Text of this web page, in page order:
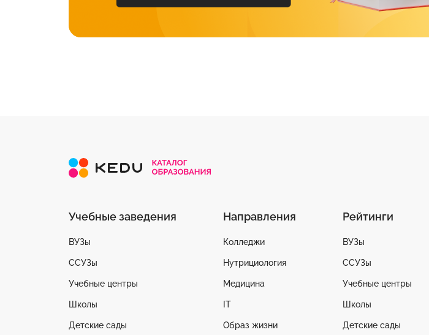
Учебные заведения
ВУЗы
ССУЗы
Учебные центры
Школы
Детские сады
Направления
Колледжи
Нутрициология
Медицина
IT
Образ жизни
Рейтинги
ВУЗы
ССУЗы
Учебные центры
Школы
Детские сады